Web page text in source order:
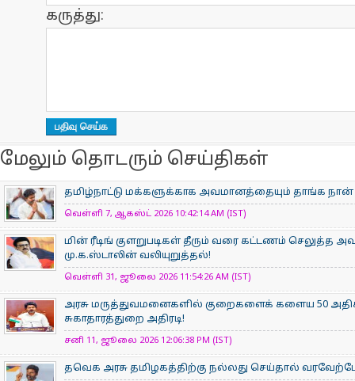
கருத்து:
மேலும் தொடரும் செய்திகள்
தமிழ்நாட்டு மக்களுக்காக அவமானத்தையும் தாங்க நான்
வெள்ளி 7, ஆகஸ்ட் 2026 10:42:14 AM (IST)
மின் ரீடிங் குளறுபடிகள் தீரும் வரை கட்டணம் செலுத்த
மு.க.ஸ்டாலின் வலியுறுத்தல்!
வெள்ளி 31, ஜூலை 2026 11:54:26 AM (IST)
அரசு மருத்துவமனைகளில் குறைகளைக் களைய 50
சுகாதாரத்துறை அதிரடி!
சனி 11, ஜூலை 2026 12:06:38 PM (IST)
தவெக அரசு தமிழகத்திற்கு நல்லது செய்தால்